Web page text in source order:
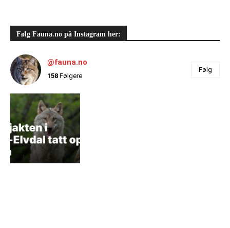
Følg Fauna.no på Instagram her:
@fauna.no
158 Følgere
Følg